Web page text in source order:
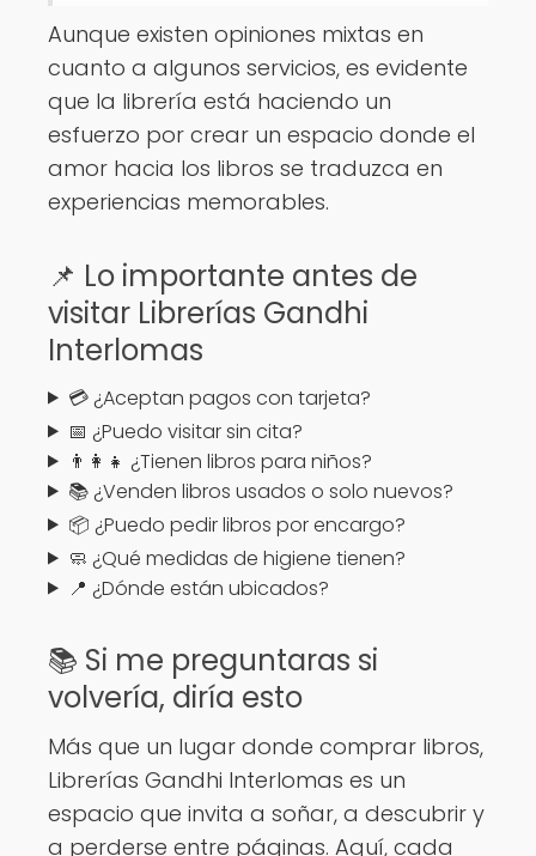
Aunque existen opiniones mixtas en
cuanto a algunos servicios, es evidente
que la librería está haciendo un
esfuerzo por crear un espacio donde el
amor hacia los libros se traduzca en
experiencias memorables.
📌 Lo importante antes de
visitar Librerías Gandhi
Interlomas
💳 ¿Aceptan pagos con tarjeta?
📅 ¿Puedo visitar sin cita?
👨‍👩‍👧 ¿Tienen libros para niños?
📚 ¿Venden libros usados o solo nuevos?
📦 ¿Puedo pedir libros por encargo?
🧼 ¿Qué medidas de higiene tienen?
📍 ¿Dónde están ubicados?
📚 Si me preguntaras si
volvería, diría esto
Más que un lugar donde comprar libros,
Librerías Gandhi Interlomas es un
espacio que invita a soñar, a descubrir y
a perderse entre páginas. Aquí, cada